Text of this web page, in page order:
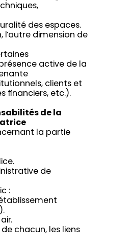
des espaces.
dimension de
active de la
clients et
financiers, etc.).
de la
la partie
de
:
chacun, les liens